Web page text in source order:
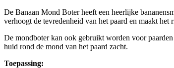
De Banaan Mond Boter heeft een heerlijke
verhoogt de tevredenheid van het paard en maakt het
De mondboter kan ook gebruikt worden voor
huid rond de mond van het paard zacht.
Toepassing: